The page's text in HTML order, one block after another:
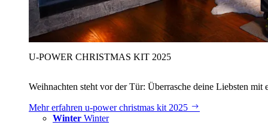
U‑POWER CHRISTMAS KIT 2025
Weihnachten steht vor der Tür: Überrasche deine Liebsten
Mehr erfahren u‑power christmas kit 2025
Winter Winter